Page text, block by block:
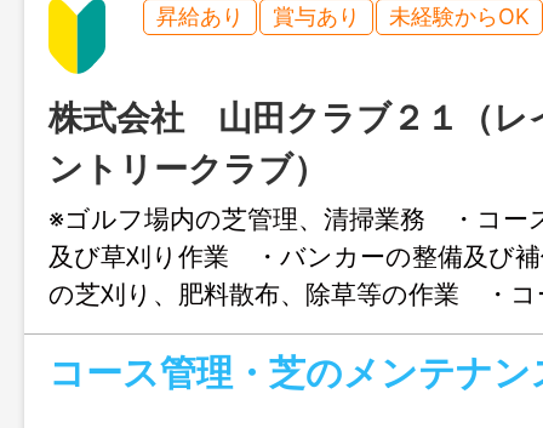
昇給あり 賞与あり 未経験からOK
株式会社 山田クラブ２１（レ
ントリークラブ）
※ゴルフ場内の芝管理、清掃業務 ・コー
及び草刈り作業 ・バンカーの整備及び
の芝刈り、肥料散布、除草等の作業 ・
樹木等の管理 ・その他コース管理に係
務あり。社用車使用（軽／ＭＴ） ＊最新
コース管理・芝のメンテナン